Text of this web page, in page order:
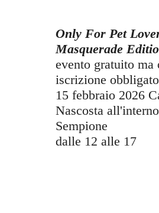
Only For Pet
Masquerade
evento gratuito ma
iscrizione
15 febbraio 2026
Nascosta
Sempione
dalle 12 alle 17